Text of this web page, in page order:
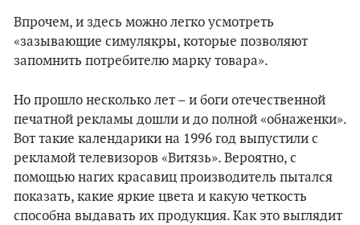
Впрочем, и здесь можно легко усмотреть
«зазывающие симулякры, которые позволяют
запомнить потребителю марку товара».
Но прошло несколько лет – и боги отечественной
печатной рекламы дошли и до полной «обнаженки».
Вот такие календарики на 1996 год выпустили с
рекламой телевизоров «Витязь». Вероятно, с
помощью нагих красавиц производитель пытался
показать, какие яркие цвета и какую четкость
способна выдавать их продукция. Как это выглядит